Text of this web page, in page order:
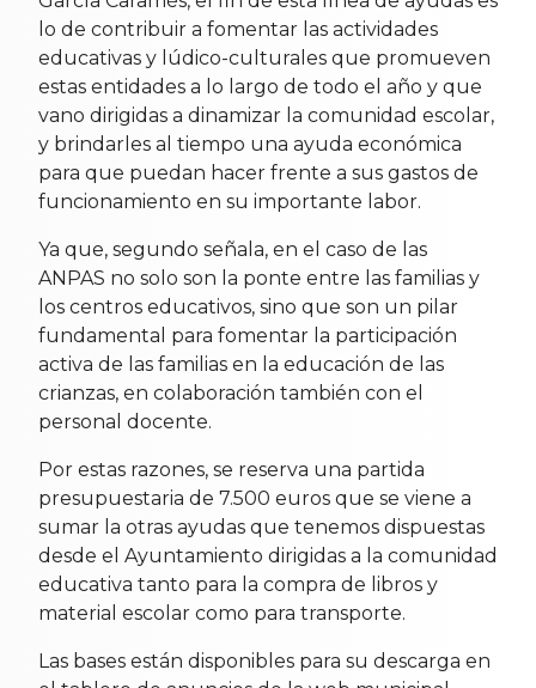
lo de contribuir a fomentar las actividades
educativas y lúdico-culturales que promueven
estas entidades a lo largo de todo el año y que
vano dirigidas a dinamizar la comunidad escolar,
y brindarles al tiempo una ayuda económica
para que puedan hacer frente a sus gastos de
funcionamiento en su importante labor.
Ya que, segundo señala, en el caso de las
ANPAS no solo son la ponte entre las familias y
los centros educativos, sino que son un pilar
fundamental para fomentar la participación
activa de las familias en la educación de las
crianzas, en colaboración también con el
personal docente.
Por estas razones, se reserva una partida
presupuestaria de 7.500 euros que se viene a
sumar la otras ayudas que tenemos dispuestas
desde el Ayuntamiento dirigidas a la comunidad
educativa tanto para la compra de libros y
material escolar como para transporte.
Las bases están disponibles para su descarga en